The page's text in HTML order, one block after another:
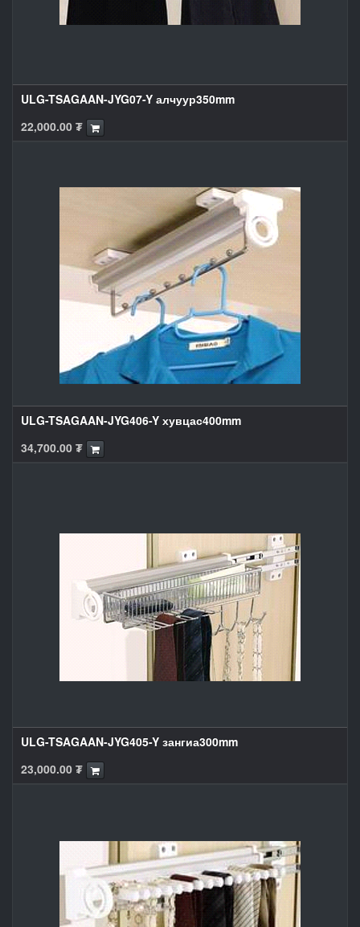
ULG-TSAGAAN-JYG07-Y алчуур350mm
22,000.00 ₮
ULG-TSAGAAN-JYG406-Y хувцас400mm
34,700.00 ₮
ULG-TSAGAAN-JYG405-Y зангиа300mm
23,000.00 ₮